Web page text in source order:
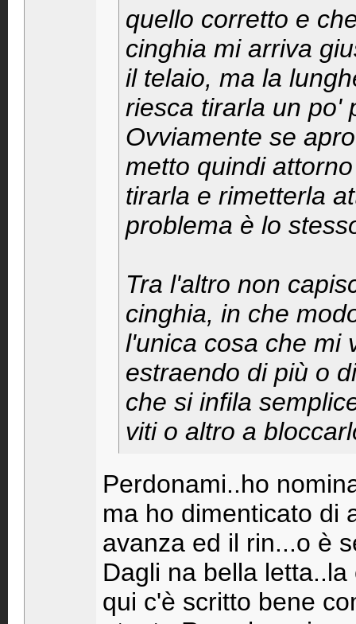
quello corretto e
cinghia mi arriva
il telaio, ma la
riesca tirarla un po'
Ovviamente se
metto quindi
tirarla e rimetterla
problema è lo
Tra l'altro non
cinghia, in che
l'unica cosa che mi
estraendo di più o
che si infila
viti o altro a
Perdonami..ho
ma ho dimenticato di
avanza ed il rin...o è
Dagli na bella
qui c'è scritto bene